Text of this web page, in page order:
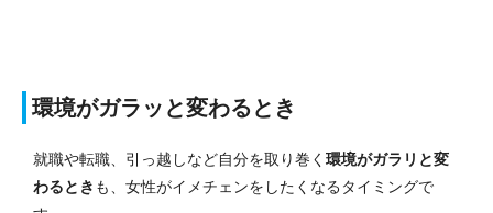
環境がガラッと変わるとき
就職や転職、引っ越しなど自分を取り巻く 環境がガラリと変
わるとき も、女性がイメチェンをしたくなるタイミングで